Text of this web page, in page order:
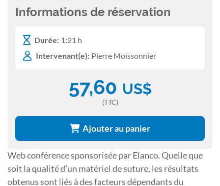
Web conférence sponsorisée par Elanco. Quelle que
soit la qualité d’un matériel de suture, les résultats
obtenus sont liés à des facteurs dépendants du
Informations de réservation
Durée: 1:21 h
Intervenant(e): Pierre Moissonnier
57,60 US$
(TTC)
Ajouter au panier